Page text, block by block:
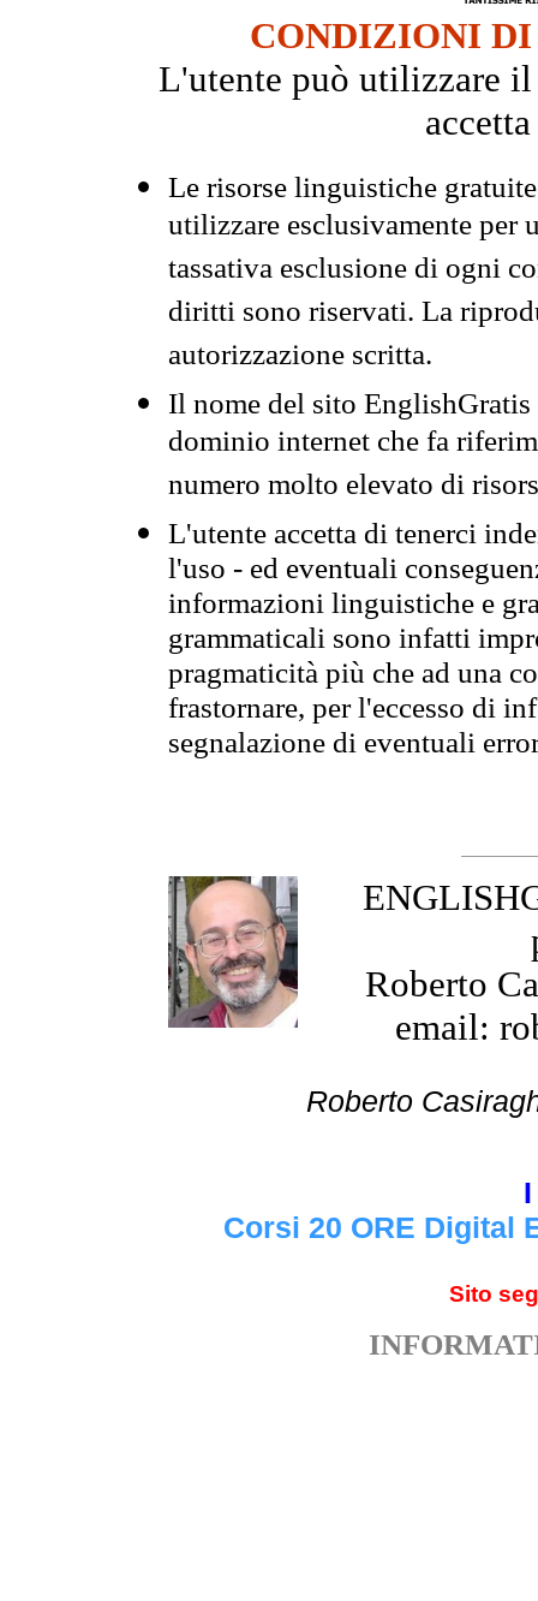
CONDIZIONI DI
L'utente può utilizzare il
Le risorse linguistiche
utilizzare esclusivamente per
tassativa esclusione di ogni
diritti sono riservati. La
autorizzazione scritta.
Il nome del sito
dominio internet che fa
numero molto elevato di
L'utente accetta di tenerci
l'uso - ed eventuali
informazioni linguistiche e
grammaticali sono infatti
pragmaticità più che ad una
frastornare, per l'eccesso di
segnalazione di eventuali
Roberto
email:
Roberto
Corsi 20 ORE Digital
Sito